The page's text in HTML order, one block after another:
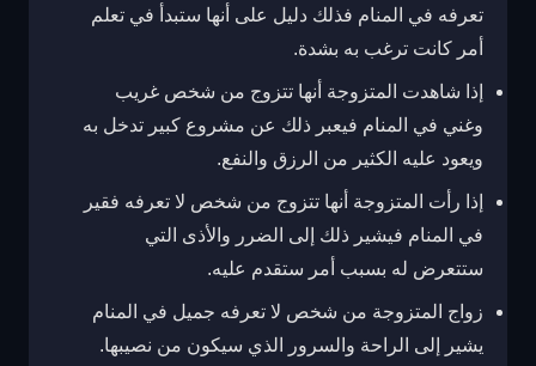
تعرفه في المنام فذلك دليل على أنها ستبدأ في تعلم
أمر كانت ترغب به بشدة.
إذا شاهدت المتزوجة أنها تتزوج من شخص غريب
وغني في المنام فيعبر ذلك عن مشروع كبير تدخل به
ويعود عليه الكثير من الرزق والنفع.
إذا رأت المتزوجة أنها تتزوج من شخص لا تعرفه فقير
في المنام فيشير ذلك إلى الضرر والأذى التي
ستتعرض له بسبب أمر ستقدم عليه.
زواج المتزوجة من شخص لا تعرفه جميل في المنام
يشير إلى الراحة والسرور الذي سيكون من نصيبها.